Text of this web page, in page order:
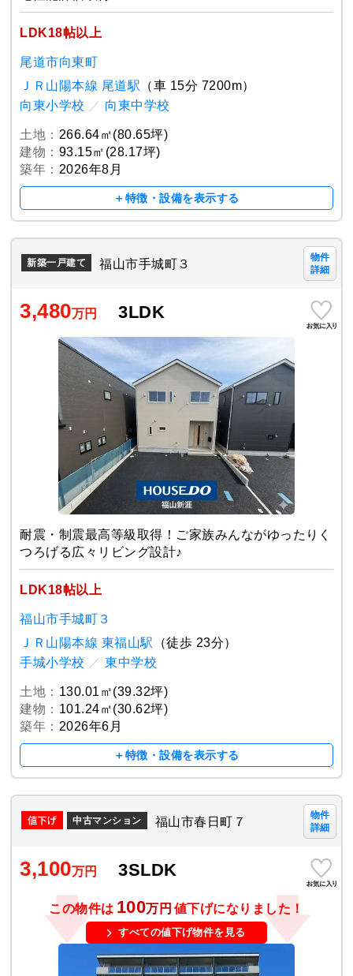
LDK18帖以上
尾道市向東町
ＪＲ山陽本線 尾道駅 （車 15分 7200m）
向東小学校 ／ 向東中学校
土地： 266.64㎡(80.65坪)
建物： 93.15㎡(28.17坪)
築年： 2026年8月
＋特徴・設備を表示する
新築一戸建て 福山市手城町３
物件
詳細
3,480万円 3LDK
耐震・制震最高等級取得！ご家族みんながゆったりく
つろげる広々リビング設計♪
LDK18帖以上
福山市手城町３
ＪＲ山陽本線 東福山駅
（徒歩 23分）
手城小学校 ／ 東中学校
土地： 130.01㎡(39.32坪)
建物： 101.24㎡(30.62坪)
築年： 2026年6月
＋特徴・設備を表示する
中古マンション 福山市春日町７
物件
詳細
3,100万円 3SLDK
この物件は 100万円 値下げになりました！
すべての値下げ物件を見る